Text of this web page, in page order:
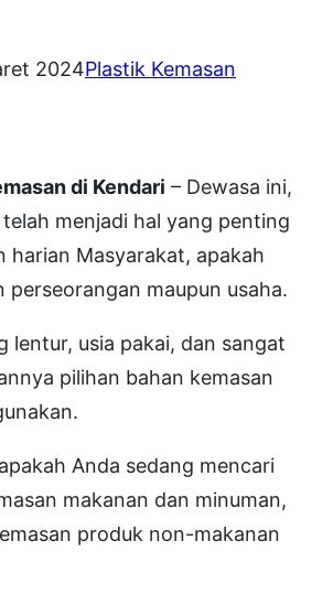
2024Plastik Kemasan
di Kendari – Dewasa ini,
menjadi hal yang penting
harian Masyarakat, apakah
perseorangan maupun usaha.
lentur, usia pakai, dan sangat
pilihan bahan kemasan
Anda sedang mencari
makanan dan minuman,
produk non-makanan